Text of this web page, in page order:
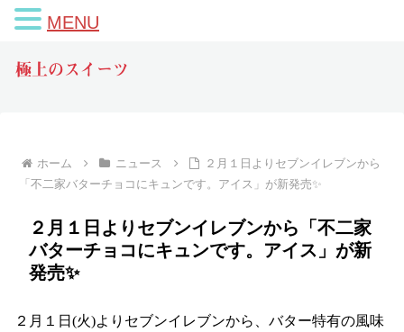
極上のスイーツ
ホーム ニュース
２月１日よりセブンイレブンから
「不二家バターチョコにキュンです。アイス」が新発売✨
２月１日よりセブンイレブンから「不二家
バターチョコにキュンです。アイス」が新
発売✨
２月１日(火)よりセブンイレブンから、バター特有の風味
MENU